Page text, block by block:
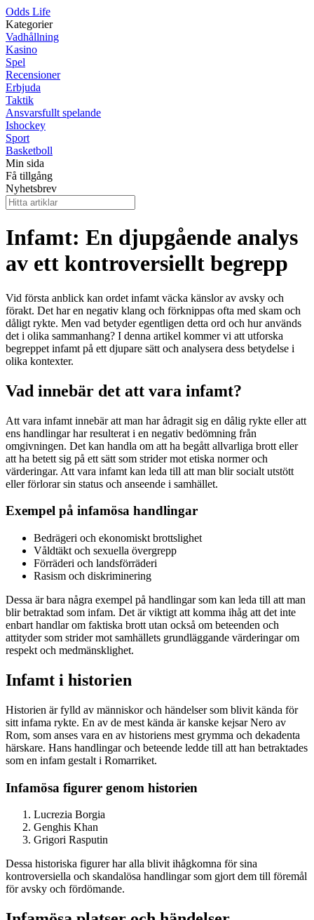
Odds Life
Kategorier
Vadhållning
Kasino
Spel
Recensioner
Erbjuda
Taktik
Ansvarsfullt spelande
Ishockey
Sport
Basketboll
Min sida
Få tillgång
Nyhetsbrev
Infamt: En djupgående analys
av ett kontroversiellt begrepp
Vid första anblick kan ordet infamt väcka känslor av avsky och
förakt. Det har en negativ klang och förknippas ofta med skam och
dåligt rykte. Men vad betyder egentligen detta ord och hur används
det i olika sammanhang? I denna artikel kommer vi att utforska
begreppet infamt på ett djupare sätt och analysera dess betydelse i
olika kontexter.
Vad innebär det att vara infamt?
Att vara infamt innebär att man har ådragit sig en dålig rykte eller att
ens handlingar har resulterat i en negativ bedömning från
omgivningen. Det kan handla om att ha begått allvarliga brott eller
att ha betett sig på ett sätt som strider mot etiska normer och
värderingar. Att vara infamt kan leda till att man blir socialt utstött
eller förlorar sin status och anseende i samhället.
Exempel på infamösa handlingar
Bedrägeri och ekonomiskt brottslighet
Våldtäkt och sexuella övergrepp
Förräderi och landsförräderi
Rasism och diskriminering
Dessa är bara några exempel på handlingar som kan leda till att man
blir betraktad som infam. Det är viktigt att komma ihåg att det inte
enbart handlar om faktiska brott utan också om beteenden och
attityder som strider mot samhällets grundläggande värderingar om
respekt och medmänsklighet.
Infamt i historien
Historien är fylld av människor och händelser som blivit kända för
sitt infama rykte. En av de mest kända är kanske kejsar Nero av
Rom, som anses vara en av historiens mest grymma och dekadenta
härskare. Hans handlingar och beteende ledde till att han betraktades
som en infam gestalt i Romarriket.
Infamösa figurer genom historien
Lucrezia Borgia
Genghis Khan
Grigori Rasputin
Dessa historiska figurer har alla blivit ihågkomna för sina
kontroversiella och skandalösa handlingar som gjort dem till föremål
för avsky och fördömande.